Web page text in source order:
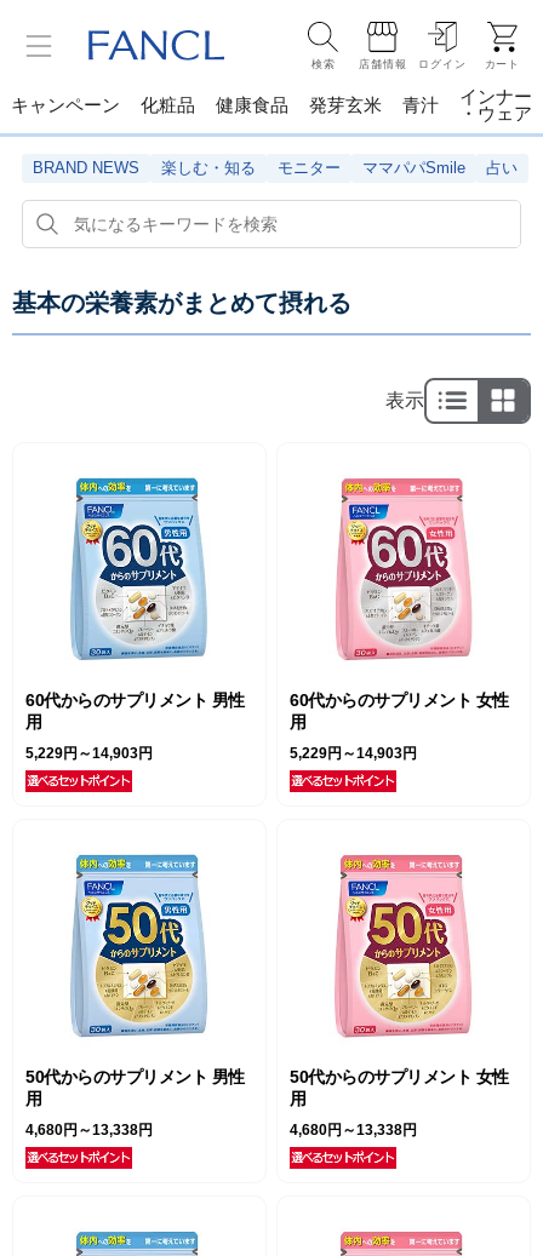
検索 店舗情報 ログイン カート
キャンペーン 化粧品 健康食品 発芽玄米 青汁
インナー
・ウェア
BRAND NEWS 楽しむ・知る モニター ママパパSmile 占い
基本の栄養素がまとめて摂れる
表示
60代からのサプリメント 男性
用
5,229円～14,903円
60代からのサプリメント 女性
用
5,229円～14,903円
50代からのサプリメント 男性
用
4,680円～13,338円
50代からのサプリメント 女性
用
4,680円～13,338円